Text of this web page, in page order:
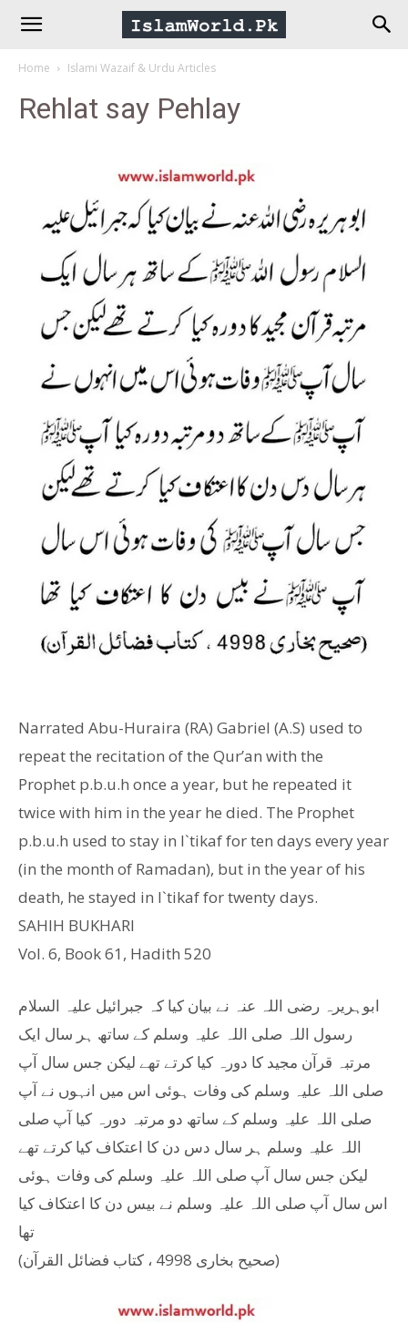
IslamWorld.pk
Home Islami Wazaif & Urdu Articles
Rehlat say Pehlay
Narrated Abu-Huraira (RA) Gabriel (A.S) used to
repeat the recitation of the Qur’an with the
Prophet p.b.u.h once a year, but he repeated it
twice with him in the year he died. The Prophet
p.b.u.h used to stay in I`tikaf for ten days every year
(in the month of Ramadan), but in the year of his
death, he stayed in I`tikaf for twenty days.
SAHIH BUKHARI
Vol. 6, Book 61, Hadith 520
ابوہریرہ رضی اللہ عنہ نے بیان کیا کہ جبرائیل علیہ السلام
رسول اللہ صلی اللہ علیہ وسلم کے ساتھ ہر سال ایک
مرتبہ قرآن مجید کا دورہ کیا کرتے تھے لیکن جس سال آپ
صلی اللہ علیہ وسلم کی وفات ہوئی اس میں انہوں نے آپ
صلی اللہ علیہ وسلم کے ساتھ دو مرتبہ دورہ کیا آپ صلی
اللہ علیہ وسلم ہر سال دس دن کا اعتکاف کیا کرتے تھے
لیکن جس سال آپ صلی اللہ علیہ وسلم کی وفات ہوئی
اس سال آپ صلی اللہ علیہ وسلم نے بیس دن کا اعتکاف کیا
تھا
(صحیح بخاری 4998 ، کتاب فضائل القرآن)